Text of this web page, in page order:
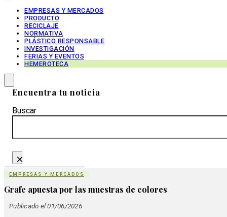
EMPRESAS Y MERCADOS
PRODUCTO
RECICLAJE
NORMATIVA
PLÁSTICO RESPONSABLE
INVESTIGACIÓN
FERIAS Y EVENTOS
HEMEROTECA
Encuentra tu noticia
Buscar
×
EMPRESAS Y MERCADOS
Grafe apuesta por las muestras de colores
Publicado el 01/06/2026